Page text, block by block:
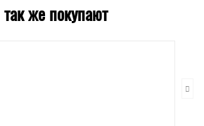
же покупают